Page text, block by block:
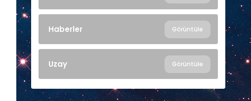
Haberler Görüntüle
Uzay Görüntüle